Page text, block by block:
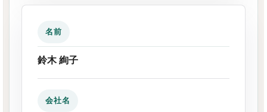
名前
鈴木 絢子
会社名